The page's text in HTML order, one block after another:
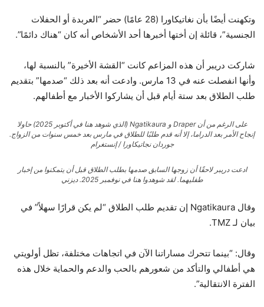
وتكهنت أيضًا بأن نغاتيكاورا (28 عامًا) حضر “العربدة أو الحفلات
الجنسية”، قائلة إن أختها أخبرها أحد الأشخاص أنه كان “هناك دائمًا”.
شاركت دريبر أن هذه المزاعم كانت “القشة الأخيرة” بالنسبة لها،
وأنها انفصلت عنه في 13 مارس. وادعت أنه بعد ذلك “صدمها” بتقديم
طلب الطلاق بعد ستة أيام قبل أن يشاركوا الأخبار مع أطفالهم.
على الرغم من أن Draper و Ngatikaura (الذي شوهد هنا في أكتوبر 2025) حاولا
إنجاح الأمر بعد الدراما، إلا أنه قدم طلبًا للطلاق في مارس بعد خمس سنوات من الزواج.
جوردان نجاتيكاورا / إنستغرام
ادعت دريبر لاحقًا أن زوجها السابق صدمها بطلب الطلاق قبل أن يتمكنوا من إخبار
طفليهما. لقد شوهدوا هنا في نوفمبر 2025.
ديزني
وقال Ngatikaura إن تقديم طلب الطلاق “لم يكن قرارًا سهلاً” في
بيان لـ TMZ.
وقال: “بينما تتحرك مساراتنا الآن في اتجاهات مختلفة، تظل أولويتي
هي أطفالي والتأكد من شعورهم بالحب والدعم والحماية خلال هذه
الفترة الانتقالية”.